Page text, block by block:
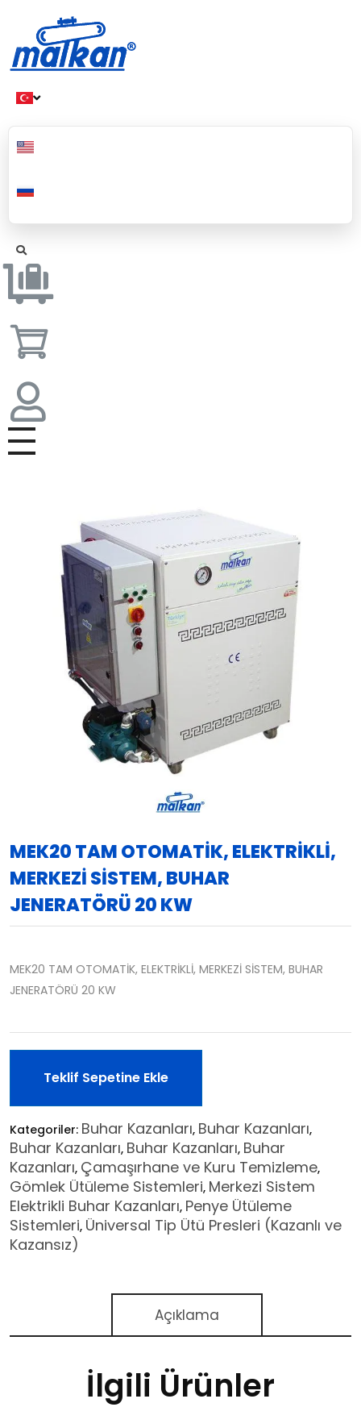
Malkan; 1971'den Bugüne
MEK20 TAM OTOMATİK, ELEKTRİKLİ,
MERKEZİ SİSTEM, BUHAR
JENERATÖRÜ 20 KW
MEK20 TAM OTOMATİK, ELEKTRİKLİ, MERKEZİ SİSTEM, BUHAR
JENERATÖRÜ 20 KW
Teklif Sepetine Ekle
Kategoriler: Buhar Kazanları, Buhar Kazanları,
Buhar Kazanları, Buhar Kazanları, Buhar
Kazanları, Çamaşırhane ve Kuru Temizleme,
Gömlek Ütüleme Sistemleri, Merkezi Sistem
Elektrikli Buhar Kazanları, Penye Ütüleme
Sistemleri, Üniversal Tip Ütü Presleri (Kazanlı ve
Kazansız)
Açıklama
İlgili Ürünler